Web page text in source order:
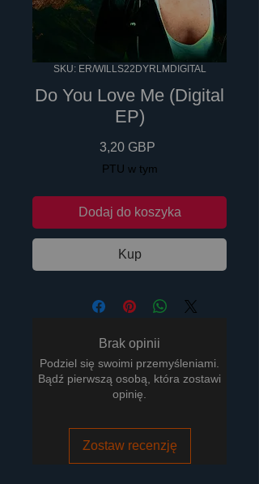
SKU: ER/WILLS22DYRLMDIGITAL
Do You Love Me (Digital
EP)
3,20 GBP
PTU w tym
Dodaj do koszyka
Kup
Brak opinii
Podziel się swoimi przemyśleniami.
Bądź pierwszą osobą, która zostawi
opinię.
Zostaw recenzję